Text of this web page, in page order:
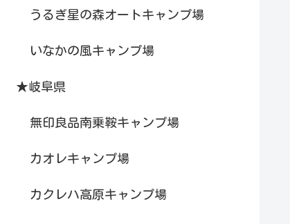
うるぎ星の森オートキャンプ場
いなかの風キャンプ場
★岐阜県
無印良品南乗鞍キャンプ場
カオレキャンプ場
カクレハ高原キャンプ場